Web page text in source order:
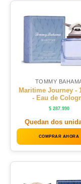
TOMMY
Maritime Journey -
- Eau de
$287.990
Quedan dos
COMPRAR AHORA